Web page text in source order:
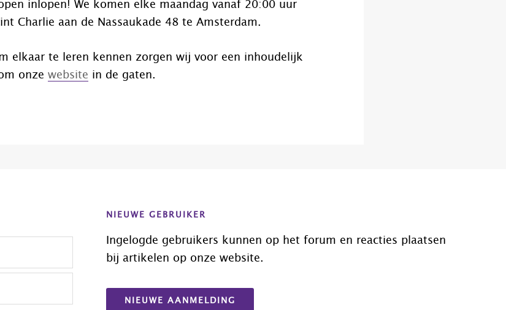
inlopen! We komen elke maandag vanaf 20:00 uur
Charlie aan de Nassaukade 48 te Amsterdam.
elkaar te leren kennen zorgen wij voor een inhoudelijk
onze website in de gaten.
NIEUWE GEBRUIKER
Ingelogde gebruikers kunnen op het forum en reacties plaatsen
bij artikelen op onze website.
NIEUWE AANMELDING